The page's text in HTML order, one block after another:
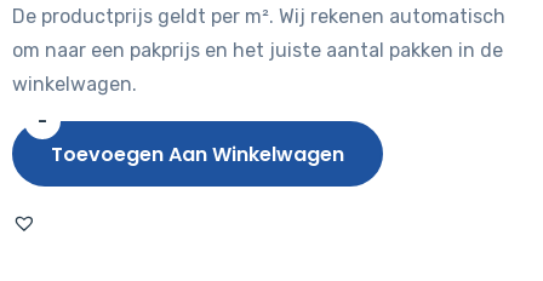
De productprijs geldt per m². Wij rekenen automatisch
om naar een pakprijs en het juiste aantal pakken in de
winkelwagen.
-
Gelasta
Artline
2249
Toevoegen Aan Winkelwagen